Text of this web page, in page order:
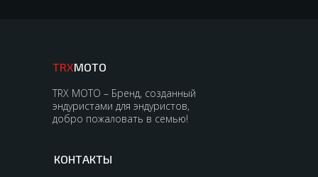
КОНТАКТЫ
TRXMOTO
TRX MOTO – Бренд, созданный
эндуристами для эндуристов,
добро пожаловать в семью!